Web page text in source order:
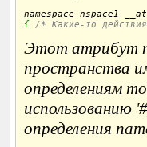
namespace nspace1
{
/* Какие-то
Этот атрибут
пространства
определениям
использованию
определения